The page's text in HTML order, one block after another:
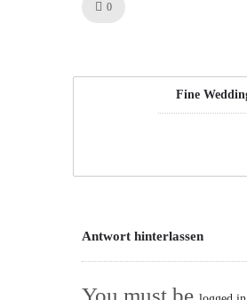
0
Fine
Antwort hinterlassen
You must be